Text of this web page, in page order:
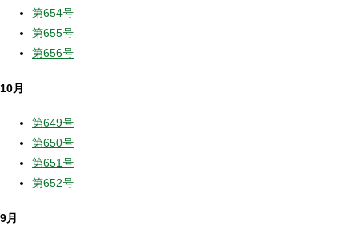
第654号
第655号
第656号
10月
第649号
第650号
第651号
第652号
9月